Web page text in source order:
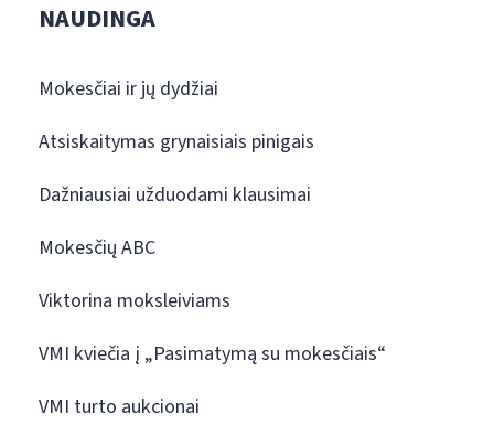
NAUDINGA
Mokesčiai ir jų dydžiai
Atsiskaitymas grynaisiais pinigais
Dažniausiai užduodami klausimai
Mokesčių ABC
Viktorina moksleiviams
VMI kviečia į „Pasimatymą su mokesčiais“
VMI turto aukcionai